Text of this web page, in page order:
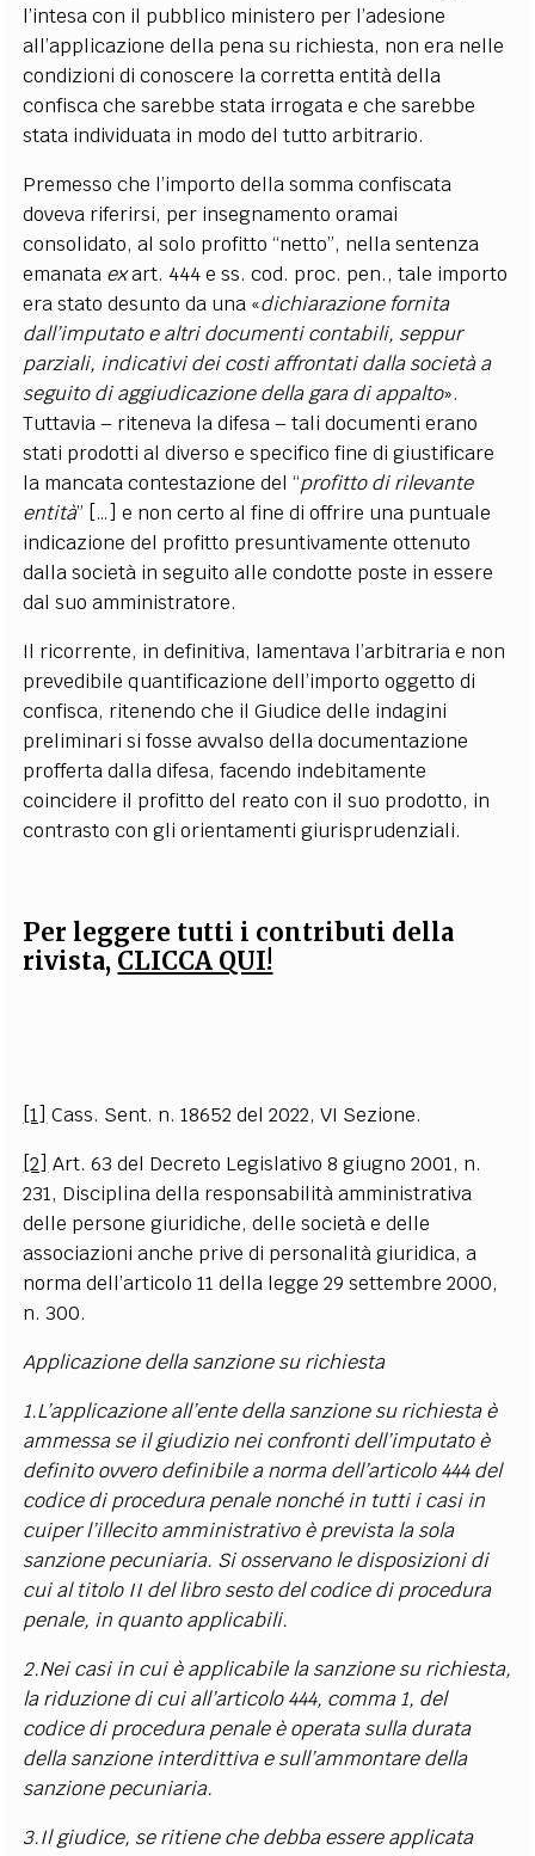
l’intesa con il pubblico ministero per l’adesione
all’applicazione della pena su richiesta, non era nelle
condizioni di conoscere la corretta entità della
confisca che sarebbe stata irrogata e che sarebbe
stata individuata in modo del tutto arbitrario.
Premesso che l’importo della somma confiscata
doveva riferirsi, per insegnamento oramai
consolidato, al solo profitto “netto”, nella sentenza
emanata exart. 444e ss. cod. proc. pen., tale importo
era stato desunto da una «dichiarazione fornita
dall’imputato e altri documenti contabili, seppur
parziali, indicativi dei costi affrontati dalla società a
seguito di aggiudicazione della gara di appalto».
Tuttavia – riteneva la difesa – tali documenti erano
stati prodotti al diverso e specifico fine di giustificare
la mancata contestazione del “profitto di rilevante
entità” […] e non certo al fine di offrire una puntuale
indicazione del profitto presuntivamente ottenuto
dalla società in seguito alle condotte poste in essere
dal suo amministratore.
Il ricorrente, in definitiva, lamentava l’arbitraria e non
prevedibile quantificazione dell’importo oggetto di
confisca, ritenendo che il Giudice delle indagini
preliminari si fosse avvalso della documentazione
profferta dalla difesa, facendo indebitamente
coincidere il profitto del reato con il suo prodotto, in
contrasto con gli orientamenti giurisprudenziali.
Per leggere tutti i contributi della
rivista, CLICCA QUI!
[1] Cass. Sent. n. 18652 del 2022, VI Sezione.
[2] Art. 63 del Decreto Legislativo 8 giugno 2001, n.
231, Disciplina della responsabilità amministrativa
delle persone giuridiche, delle società e delle
associazioni anche prive di personalità giuridica, a
norma dell’articolo 11 della legge 29 settembre 2000,
n. 300.
Applicazione della sanzione su richiesta
1.L’applicazione all’ente della sanzione su richiesta è
ammessa se il giudizio nei confronti dell’imputato è
definito ovvero definibile a norma dell’articolo 444 del
codice di procedura penale nonché in tutti i casi in
cuiper l’illecito amministrativo è prevista la sola
sanzione pecuniaria. Si osservano le disposizioni di
cui al titolo II del libro sesto del codice di procedura
penale, in quanto applicabili.
2.Nei casi in cui è applicabile la sanzione su richiesta,
la riduzione di cui all’articolo 444, comma 1, del
codice di procedura penale è operata sulla durata
della sanzione interdittiva e sull’ammontare della
sanzione pecuniaria.
3.Il giudice, se ritiene che debba essere applicata